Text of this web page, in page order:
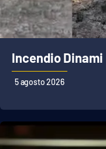
Incendio Dinami
5 agosto 2026